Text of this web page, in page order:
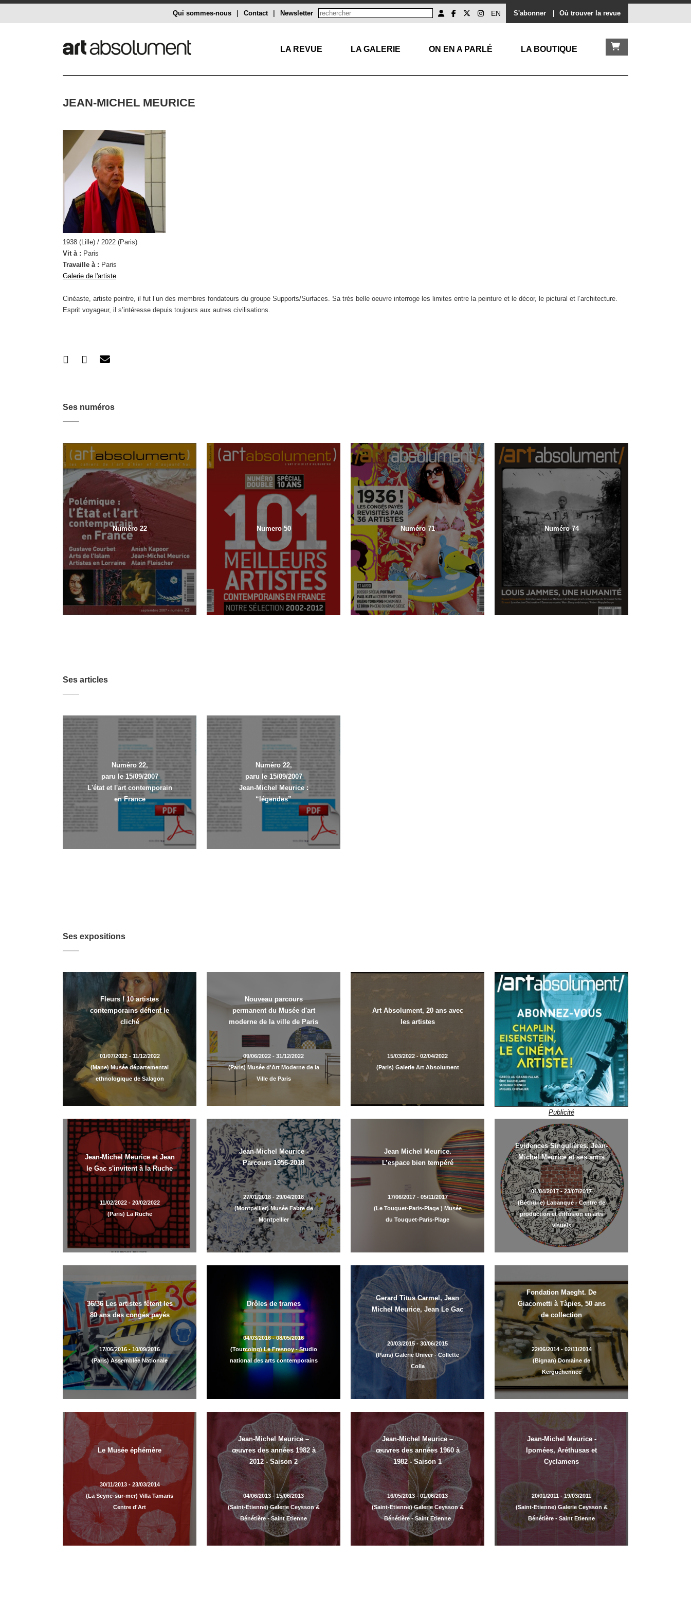
S'abonner Où trouver la revue
EN
Newsletter
Contact
Qui sommes-nous
LA REVUE LA GALERIE ON EN A PARLÉ LA BOUTIQUE
JEAN-MICHEL MEURICE
1938 (Lille) / 2022 (Paris)
Vit à : Paris
Travaille à : Paris
Galerie de l'artiste
Cinéaste, artiste peintre, il fut l’un des membres fondateurs du groupe Supports/Surfaces. Sa très belle oeuvre interroge les limites entre la peinture et le décor, le pictural et l’architecture.
Esprit voyageur, il s’intéresse depuis toujours aux autres civilisations.
Ses numéros
Numéro 22 Numero 50 Numéro 71 Numéro 74
Ses articles
Numéro 22,
paru le 15/09/2007
L'état et l'art contemporain
en France
Numéro 22,
paru le 15/09/2007
Jean-Michel Meurice :
“légendes”
Ses expositions
Fleurs ! 10 artistes
contemporains défient le
cliché
01/07/2022 - 11/12/2022
(Mane) Musée départemental
ethnologique de Salagon
Nouveau parcours
permanent du Musée d'art
moderne de la ville de Paris
09/06/2022 - 31/12/2022
(Paris) Musée d'Art Moderne de la
Ville de Paris
Art Absolument, 20 ans avec
les artistes
15/03/2022 - 02/04/2022
(Paris) Galerie Art Absolument
Publicité
Jean-Michel Meurice et Jean
le Gac s'invitent à la Ruche
11/02/2022 - 20/02/2022
(Paris) La Ruche
Jean-Michel Meurice -
Parcours 1956-2018
27/01/2018 - 29/04/2018
(Montpellier) Musée Fabre de
Montpellier
Jean Michel Meurice.
L’espace bien tempéré
17/06/2017 - 05/11/2017
(Le Touquet-Paris-Plage ) Musée
du Touquet-Paris-Plage
Evidences Singulières. Jean-
Michel Meurice et ses amis
01/04/2017 - 23/07/2017
(Béthune) Labanque - Centre de
production et diffusion en arts
visuels
36/36 Les artistes fêtent les
80 ans des congés payés
17/06/2016 - 10/09/2016
(Paris) Assemblée Nationale
Drôles de trames
04/03/2016 - 08/05/2016
(Tourcoing) Le Fresnoy - Studio
national des arts contemporains
Gerard Titus Carmel, Jean
Michel Meurice, Jean Le Gac
20/03/2015 - 30/06/2015
(Paris) Galerie Univer - Collette
Colla
Fondation Maeght. De
Giacometti à Tàpies, 50 ans
de collection
22/06/2014 - 02/11/2014
(Bignan) Domaine de
Kerguéhennec
Le Musée éphémère
30/11/2013 - 23/03/2014
(La Seyne-sur-mer) Villa Tamaris
Centre d'Art
Jean-Michel Meurice –
œuvres des années 1982 à
2012 - Saison 2
04/06/2013 - 15/06/2013
(Saint-Etienne) Galerie Ceysson &
Bénétière - Saint Etienne
Jean-Michel Meurice –
œuvres des années 1960 à
1982 - Saison 1
16/05/2013 - 01/06/2013
(Saint-Etienne) Galerie Ceysson &
Bénétière - Saint Etienne
Jean-Michel Meurice -
Ipomées, Aréthusas et
Cyclamens
20/01/2011 - 19/03/2011
(Saint-Etienne) Galerie Ceysson &
Bénétière - Saint Etienne